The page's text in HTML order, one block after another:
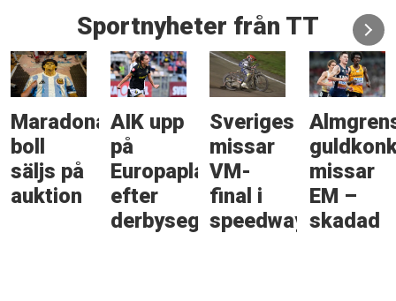
Sportnyheter från TT
Maradonas
boll
säljs på
auktion
AIK upp
på
Europaplats
efter
derbyseger
Sveriges
missar
VM-
final i
speedway
missar
EM –
skadad